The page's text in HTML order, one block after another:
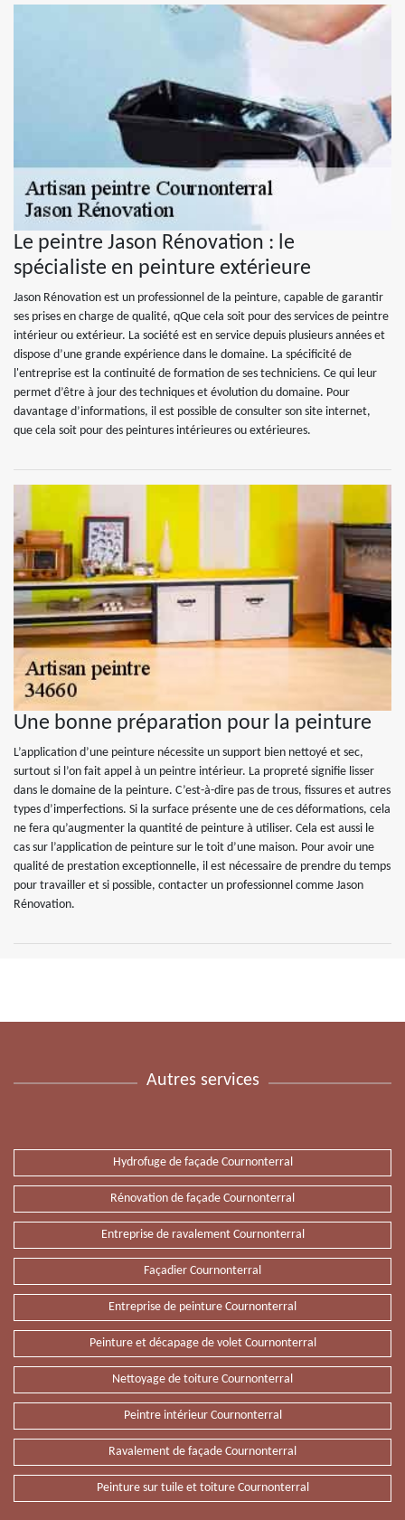
Le peintre Jason Rénovation : le
spécialiste en peinture extérieure
Jason Rénovation est un professionnel de la peinture, capable de garantir
ses prises en charge de qualité, qQue cela soit pour des services de peintre
intérieur ou extérieur. La société est en service depuis plusieurs années et
dispose d’une grande expérience dans le domaine. La spécificité de
l'entreprise est la continuité de formation de ses techniciens. Ce qui leur
permet d’être à jour des techniques et évolution du domaine. Pour
davantage d’informations, il est possible de consulter son site internet,
que cela soit pour des peintures intérieures ou extérieures.
Une bonne préparation pour la peinture
L’application d’une peinture nécessite un support bien nettoyé et sec,
surtout si l’on fait appel à un peintre intérieur. La propreté signifie lisser
dans le domaine de la peinture. C’est-à-dire pas de trous, fissures et autres
types d’imperfections. Si la surface présente une de ces déformations, cela
ne fera qu’augmenter la quantité de peinture à utiliser. Cela est aussi le
cas sur l’application de peinture sur le toit d’une maison. Pour avoir une
qualité de prestation exceptionnelle, il est nécessaire de prendre du temps
pour travailler et si possible, contacter un professionnel comme Jason
Rénovation.
Autres services
Hydrofuge de façade Cournonterral
Rénovation de façade Cournonterral
Entreprise de ravalement Cournonterral
Façadier Cournonterral
Entreprise de peinture Cournonterral
Peinture et décapage de volet Cournonterral
Nettoyage de toiture Cournonterral
Peintre intérieur Cournonterral
Ravalement de façade Cournonterral
Peinture sur tuile et toiture Cournonterral